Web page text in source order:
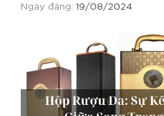
Ngày đăng: 19/08/2024